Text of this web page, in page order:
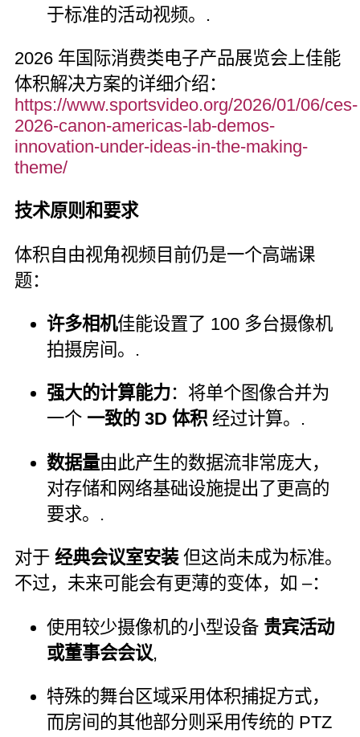
于标准的活动视频。.
2026 年国际消费类电子产品展览会上佳能
体积解决方案的详细介绍：
https://www.sportsvideo.org/2026/01/06/ces-
2026-canon-americas-lab-demos-
innovation-under-ideas-in-the-making-
theme/
技术原则和要求
体积自由视角视频目前仍是一个高端课
题：
许多相机佳能设置了 100 多台摄像机
拍摄房间。.
强大的计算能力：将单个图像合并为
一个 一致的 3D 体积 经过计算。.
数据量由此产生的数据流非常庞大，
对存储和网络基础设施提出了更高的
要求。.
对于 经典会议室安装但这尚未成为标准。
不过，未来可能会有更薄的变体，如 –：
使用较少摄像机的小型设备 贵宾活动
或董事会会议,
特殊的舞台区域采用体积捕捉方式，
而房间的其他部分则采用传统的 PTZ